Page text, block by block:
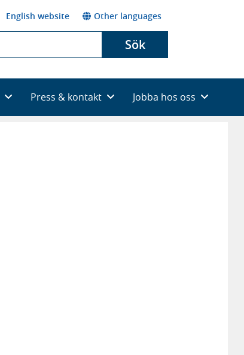
English website Other languages
Sök
Press & kontakt Jobba hos oss